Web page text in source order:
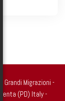
Migrazioni -
(PD) Italy -